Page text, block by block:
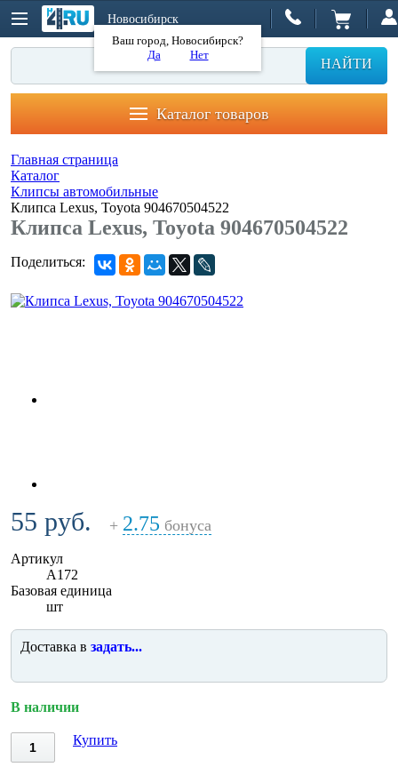
Новосибирск
Ваш город, Новосибирск?
Да
Нет
НАЙТИ
Каталог товаров
Главная страница
Каталог
Клипсы автомобильные
Клипса Lexus, Toyota 904670504522
Клипса Lexus, Toyota 904670504522
Поделиться:
55 руб. + 2.75 бонуса
Артикул
A172
Базовая единица
шт
Доставка в задать...
В наличии
Купить